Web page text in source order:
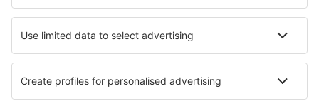
Ubytování in La Tzoumaz Ubytování in Brissago
Ubytování in Gordola Ubytování in Mürren
Nejlepší ubytování - města